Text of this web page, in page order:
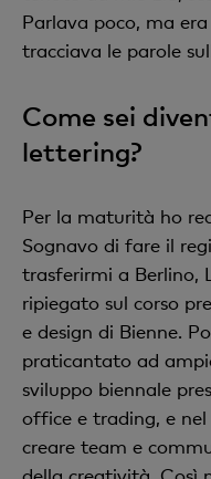
Parlava poco, ma
tracciava le parole
Come sei
lettering?
Per la maturità ho
Sognavo di fare il
trasferirmi a Berlino,
ripiegato sul corso
e design di Bienne.
praticantato ad
sviluppo biennale
office e trading, e
creare team e